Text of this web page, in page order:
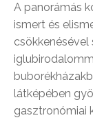
A panorámás
ismert és
látképében
gasztronómiai